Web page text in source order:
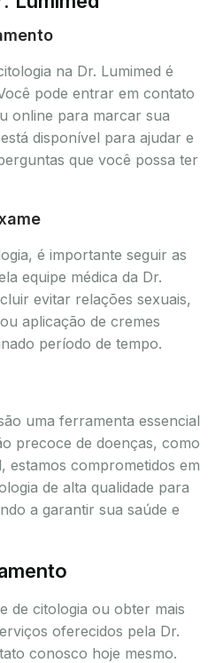
na Dr. Lumimed é
pode entrar em contato
online para marcar sua
disponível para ajudar e
que você possa ter
é importante seguir as
equipe médica da Dr.
evitar relações sexuais,
aplicação de cremes
período de tempo.
uma ferramenta essencial
precoce de doenças, como
estamos comprometidos em
de alta qualidade para
a garantir sua saúde e
de citologia ou obter mais
oferecidos pela Dr.
conosco hoje mesmo.